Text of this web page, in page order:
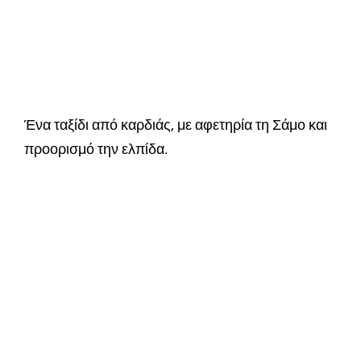
Ένα ταξίδι από καρδιάς, με αφετηρία τη Σάμο και
προορισμό την ελπίδα.